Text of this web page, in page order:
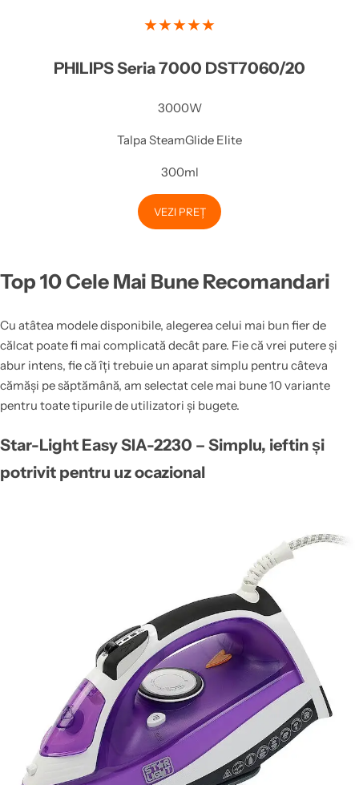
★★★★★
PHILIPS Seria 7000 DST7060/20
3000W
Talpa SteamGlide Elite
300ml
VEZI PREȚ
Top 10 Cele Mai Bune Recomandari
Cu atâtea modele disponibile, alegerea celui mai bun fier de
călcat poate fi mai complicată decât pare. Fie că vrei putere și
abur intens, fie că îți trebuie un aparat simplu pentru câteva
cămăși pe săptămână, am selectat cele mai bune 10 variante
pentru toate tipurile de utilizatori și bugete.
Star-Light Easy SIA-2230 – Simplu, ieftin și
potrivit pentru uz ocazional